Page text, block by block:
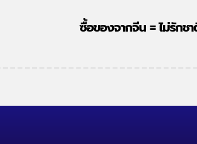
ซื้อของจากจีน = ไม่รักช